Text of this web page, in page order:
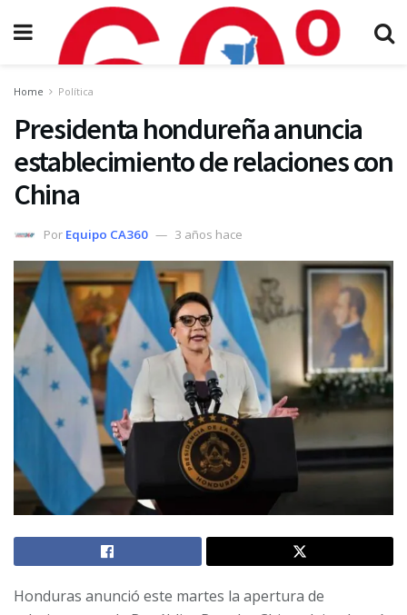
Home Política
Presidenta hondureña anuncia
establecimiento de relaciones con
China
Por Equipo CA360 3 años hace
Honduras anunció este martes la apertura de